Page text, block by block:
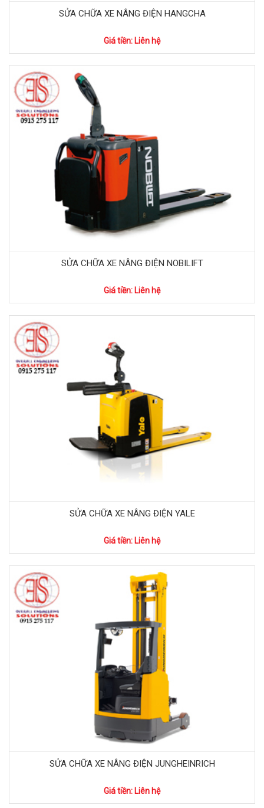
SỬA CHỮA XE NÂNG ĐIỆN HANGCHA
Giá tiền: Liên hệ
SỬA CHỮA XE NÂNG ĐIỆN NOBILIFT
Giá tiền: Liên hệ
SỬA CHỮA XE NÂNG ĐIỆN YALE
Giá tiền: Liên hệ
SỬA CHỮA XE NÂNG ĐIỆN JUNGHEINRICH
Giá tiền: Liên hệ